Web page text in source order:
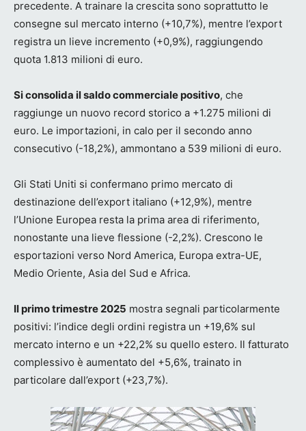
precedente. A trainare la crescita sono soprattutto le
consegne sul mercato interno (+10,7%), mentre l’export
registra un lieve incremento (+0,9%), raggiungendo
quota 1.813 milioni di euro.
Si consolida il saldo commerciale positivo, che
raggiunge un nuovo record storico a +1.275 milioni di
euro. Le importazioni, in calo per il secondo anno
consecutivo (-18,2%), ammontano a 539 milioni di euro.
Gli Stati Uniti si confermano primo mercato di
destinazione dell’export italiano (+12,9%), mentre
l’Unione Europea resta la prima area di riferimento,
nonostante una lieve flessione (-2,2%). Crescono le
esportazioni verso Nord America, Europa extra-UE,
Medio Oriente, Asia del Sud e Africa.
Il primo trimestre 2025 mostra segnali particolarmente
positivi: l’indice degli ordini registra un +19,6% sul
mercato interno e un +22,2% su quello estero. Il fatturato
complessivo è aumentato del +5,6%, trainato in
particolare dall’export (+23,7%).